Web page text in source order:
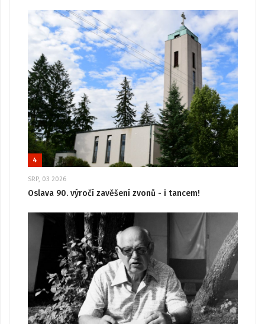
4
SRP, 03 2026
Oslava 90. výročí zavěšení zvonů - i tancem!